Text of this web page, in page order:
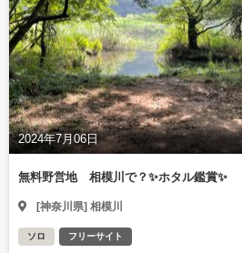
2024年7月06日
無料野営地 相模川で？✨ホタル鑑賞✨
[神奈川県] 相模川
ソロ フリーサイト